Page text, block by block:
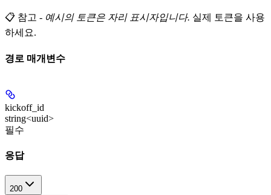
📋 참고 - 예시의 토큰은 자리 표시자입니다. 실제 토큰을 사용
하세요.
경로 매개변수
kickoff_id
string<uuid>
필수
응답
200